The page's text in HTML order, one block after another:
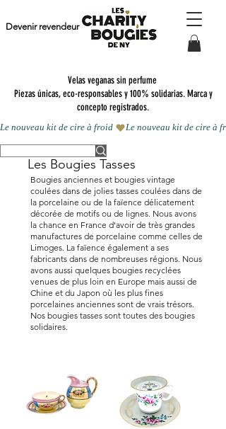
Velas veganas sin perfume
Piezas únicas, eco-responsables y 100% solidarias. Marca y
concepto registrados.
Devenir revendeur
Le nouveau kit de cire à froid
Les Bougies Tasses
Bougies anciennes et bougies vintage
coulées dans de jolies tasses coulées dans de
la porcelaine ou de la faïence délicatement
décorée de motifs ou de lignes. Nous avons
la chance en France d'avoir de très grandes
manufactures de porcelaine comme celles de
Limoges. La faïence également a ses
fabricants dans de nombreuses régions. Nous
avons aussi quelques bougies recyclées
venues de plus loin en Europe mais aussi de
Chine et du Japon où les plus fines
porcelaines anciennes sont de vrais trésors.
Nos bougies tasses sont toutes des bougies
solidaires.